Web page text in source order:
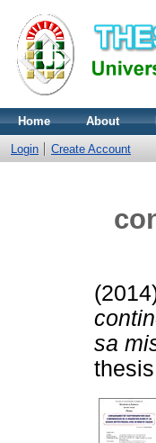
Home About
Login Create Account
sa